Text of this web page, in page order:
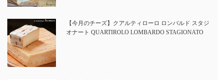
【今月のチーズ】クアルティローロ ロンバルド スタジ
オナート QUARTIROLO LOMBARDO STAGIONATO